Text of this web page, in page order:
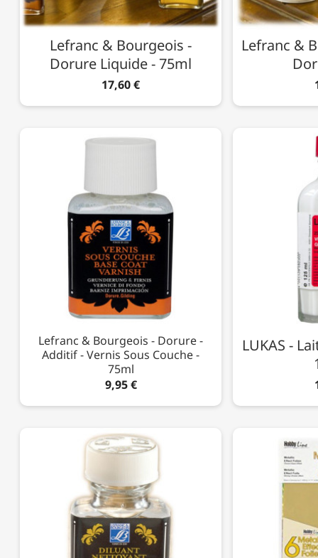
Lefranc & Bourgeois -
Dorure Liquide - 75ml
17,60 €
Lefranc &
Lefranc & Bourgeois - Dorure -
Additif - Vernis Sous Couche -
75ml
9,95 €
LUKAS -